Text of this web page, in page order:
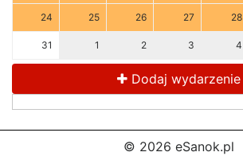
24 25 26 27 28
31 1 2 3 4
Dodaj wydarzenie
© 2026 eSanok.pl